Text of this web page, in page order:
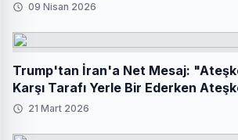
09 Nisan 2026
Trump'tan İran'a Net Mesaj:
Karşı Tarafı Yerle Bir Ederken
21 Mart 2026